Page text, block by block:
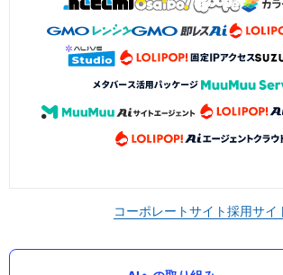
コーポレートサイト採用サイ